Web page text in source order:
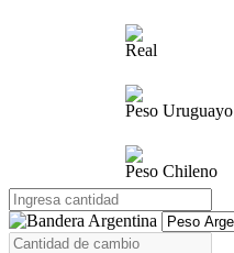
Real
Peso Uruguayo
Peso Chileno